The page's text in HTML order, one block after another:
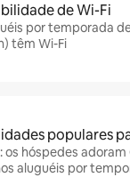
de Wi-Fi
por temporada
têm Wi-Fi
populares
os hóspedes adoram
aluguéis por